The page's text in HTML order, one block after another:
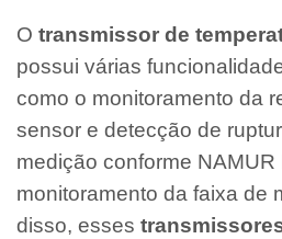
O transmissor de
possui várias
como o monitoramento da
sensor e detecção de
medição conforme
monitoramento da faixa de
disso, esses